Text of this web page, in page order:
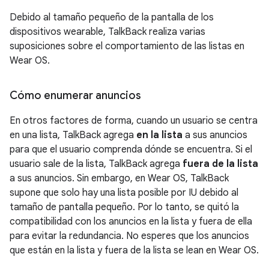
Debido al tamaño pequeño de la pantalla de los
dispositivos wearable, TalkBack realiza varias
suposiciones sobre el comportamiento de las listas en
Wear OS.
Cómo enumerar anuncios
En otros factores de forma, cuando un usuario se centra
en una lista, TalkBack agrega en la lista a sus anuncios
para que el usuario comprenda dónde se encuentra. Si el
usuario sale de la lista, TalkBack agrega fuera de la lista
a sus anuncios. Sin embargo, en Wear OS, TalkBack
supone que solo hay una lista posible por IU debido al
tamaño de pantalla pequeño. Por lo tanto, se quitó la
compatibilidad con los anuncios en la lista y fuera de ella
para evitar la redundancia. No esperes que los anuncios
que están en la lista y fuera de la lista se lean en Wear OS.